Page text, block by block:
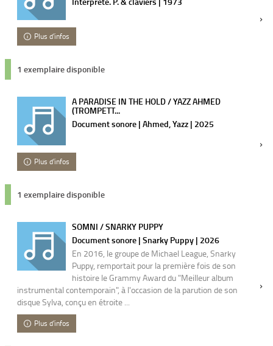
Plus d'infos
1 exemplaire disponible
A PARADISE IN THE HOLD / YAZZ AHMED
(TROMPETT...
Document sonore | Ahmed, Yazz | 2025
Plus d'infos
1 exemplaire disponible
SOMNI / SNARKY PUPPY
Document sonore | Snarky Puppy | 2026
En 2016, le groupe de Michael League, Snarky
Puppy, remportait pour la première fois de son
histoire le Grammy Award du "Meilleur album
instrumental contemporain", à l'occasion de la parution de son
disque Sylva, conçu en étroite ...
Plus d'infos